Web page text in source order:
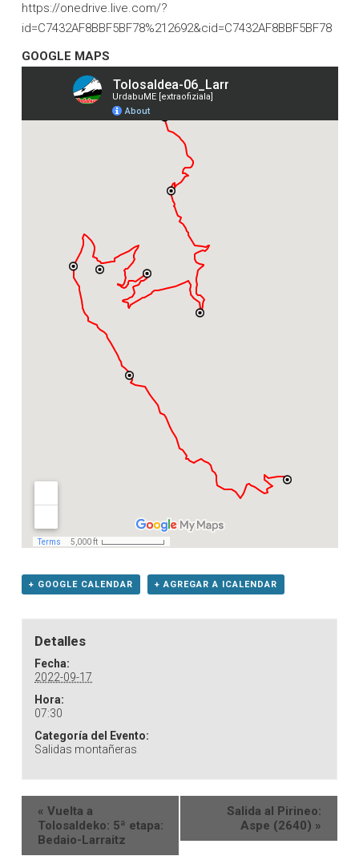
https://onedrive.live.com/?
id=C7432AF8BBF5BF78%212692&cid=C7432AF8BBF5BF78
GOOGLE MAPS
+ GOOGLE CALENDAR + AGREGAR A ICALENDAR
Detalles
Fecha:
2022-09-17
Hora:
07:30
Categoría del Evento:
Salidas montañeras
« Vuelta a
Tolosaldeko: 5ª etapa:
Bedaio-Larraitz
Salida al Pirineo:
Aspe (2640) »